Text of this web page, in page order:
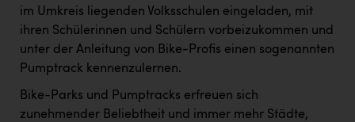
im Umkreis liegenden Volksschulen eingeladen, mit
ihren Schülerinnen und Schülern vorbeizukommen und
unter der Anleitung von Bike-Profis einen sogenannten
Pumptrack kennenzulernen.
Bike-Parks und Pumptracks erfreuen sich
zunehmender Beliebtheit und immer mehr Städte,